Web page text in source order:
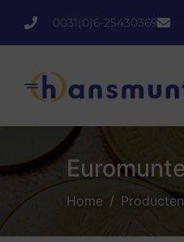
0031(0)6-25430369
Home Producten